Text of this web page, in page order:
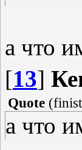
а что
[13]
Quote (
а что